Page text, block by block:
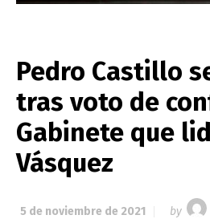
Pedro Castillo
tras voto de
Gabinete que
Vásquez
5 de noviembre de 2021 by